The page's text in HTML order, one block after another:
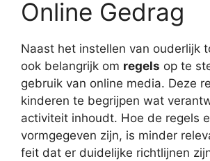
Online Gedrag
Naast het instellen van ouderlijk
ook belangrijk om regels op te
gebruik van online media. Deze
kinderen te begrijpen wat
activiteit inhoudt. Hoe de regels
vormgegeven zijn, is minder
feit dat er duidelijke richtlijnen